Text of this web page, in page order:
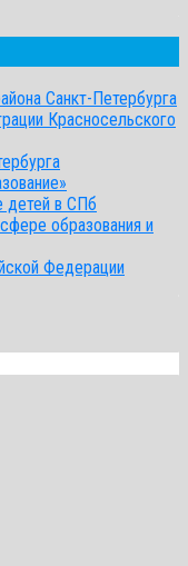
Санкт-Петербурга
Красносельского
детей в СПб
образования и
Федерации